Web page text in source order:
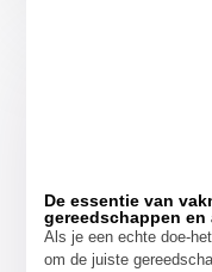
De essentie van
gereedschappen en
Als je een echte doe-
om de juiste